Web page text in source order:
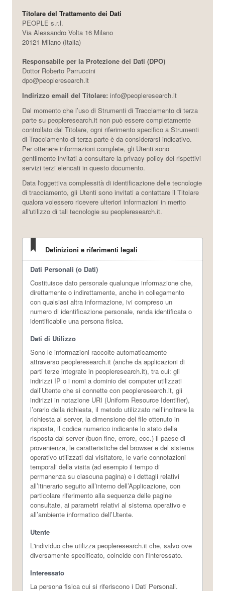
Titolare del Trattamento dei Dati
PEOPLE s.r.l.
Via Alessandro Volta 16 Milano
20121 Milano (Italia)
Responsabile per la Protezione dei Dati (DPO)
Dottor Roberto Parruccini
dpo@peopleresearch.it
Indirizzo email del Titolare: info@peopleresearch.it
Dal momento che l’uso di Strumenti di Tracciamento di terza
parte su peopleresearch.it non può essere completamente
controllato dal Titolare, ogni riferimento specifico a Strumenti
di Tracciamento di terza parte è da considerarsi indicativo.
Per ottenere informazioni complete, gli Utenti sono
gentilmente invitati a consultare la privacy policy dei rispettivi
servizi terzi elencati in questo documento.
Data l'oggettiva complessità di identificazione delle tecnologie
di tracciamento, gli Utenti sono invitati a contattare il Titolare
qualora volessero ricevere ulteriori informazioni in merito
all'utilizzo di tali tecnologie su peopleresearch.it.
Definizioni e riferimenti legali
Dati Personali (o Dati)
Costituisce dato personale qualunque informazione che,
direttamente o indirettamente, anche in collegamento
con qualsiasi altra informazione, ivi compreso un
numero di identificazione personale, renda identificata o
identificabile una persona fisica.
Dati di Utilizzo
Sono le informazioni raccolte automaticamente
attraverso peopleresearch.it (anche da applicazioni di
parti terze integrate in peopleresearch.it), tra cui: gli
indirizzi IP o i nomi a dominio dei computer utilizzati
dall’Utente che si connette con peopleresearch.it, gli
indirizzi in notazione URI (Uniform Resource Identifier),
l’orario della richiesta, il metodo utilizzato nell’inoltrare la
richiesta al server, la dimensione del file ottenuto in
risposta, il codice numerico indicante lo stato della
risposta dal server (buon fine, errore, ecc.) il paese di
provenienza, le caratteristiche del browser e del sistema
operativo utilizzati dal visitatore, le varie connotazioni
temporali della visita (ad esempio il tempo di
permanenza su ciascuna pagina) e i dettagli relativi
all’itinerario seguito all’interno dell’Applicazione, con
particolare riferimento alla sequenza delle pagine
consultate, ai parametri relativi al sistema operativo e
all’ambiente informatico dell’Utente.
Utente
L'individuo che utilizza peopleresearch.it che, salvo ove
diversamente specificato, coincide con l'Interessato.
Interessato
La persona fisica cui si riferiscono i Dati Personali.